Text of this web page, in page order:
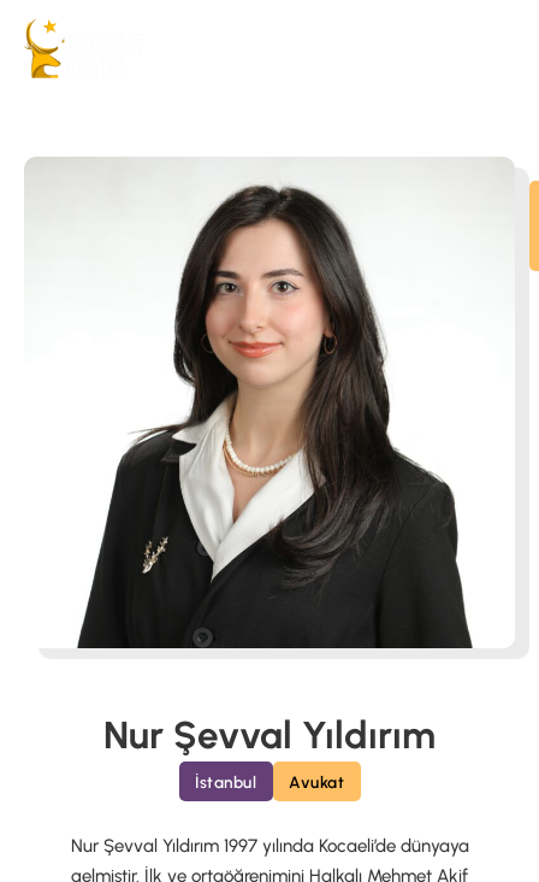
Nur Şevval Yıldırım
İstanbul Avukat
Nur Şevval Yıldırım 1997 yılında Kocaeli’de dünyaya
gelmiştir. İlk ve ortaöğrenimini Halkalı Mehmet Akif